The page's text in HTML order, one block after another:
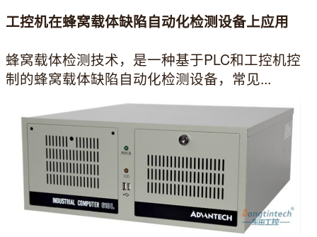
工控机在蜂窝载体缺陷自动化检测设备上应用
蜂窝载体检测技术，是一种基于PLC和工控机控
制的蜂窝载体缺陷自动化检测设备，常见...